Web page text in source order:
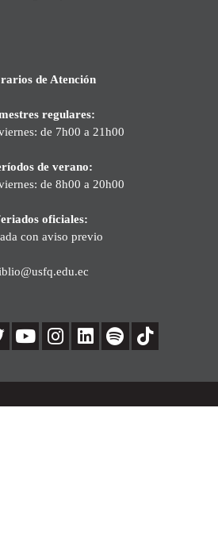
de Atención
regulares:
de 7h00 a 21h00
de verano:
de 8h00 a 20h00
oficiales:
con aviso previo